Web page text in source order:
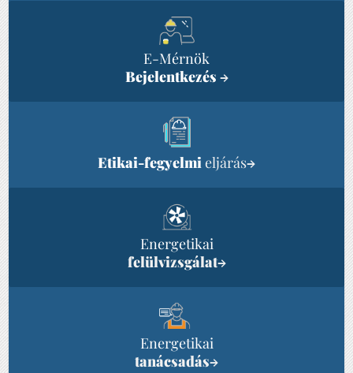
E-Mérnök
Bejelentkezés →
Etikai-fegyelmieljárás→
Energetikai
felülvizsgálat→
Energetikai
tanácsadás→